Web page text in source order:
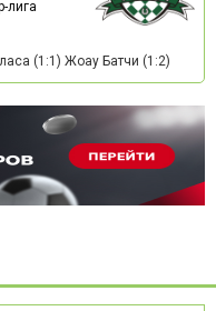
лига
(1:1) Жоау Батчи (1:2)